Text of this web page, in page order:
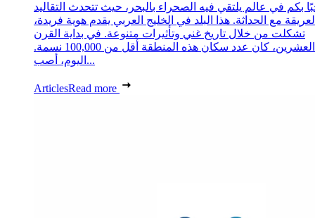
بكم في عالم يلتقي فيه الصحراء بالبحر، حيث تتحدث التقاليد
مع الحداثة. هذا البلد في الخليج العربي يقدم هوية فريدة،
تشكلت من خلال تاريخ غني وتأثيرات متنوعة. في بداية القرن
العشرين، كان عدد سكان هذه المنطقة أقل من 100,000 نسمة.
اليوم، أصب...
ArticlesRead more